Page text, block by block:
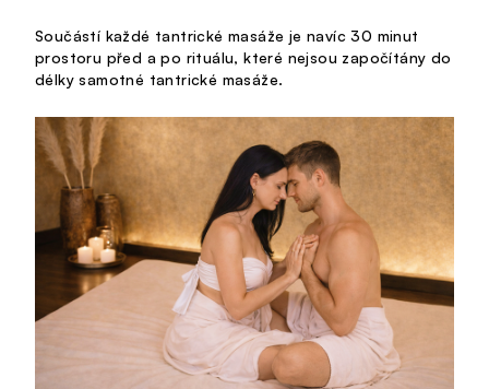
Součástí každé tantrické masáže je navíc 30 minut
prostoru před a po rituálu, které nejsou započítány do
délky samotné tantrické masáže.